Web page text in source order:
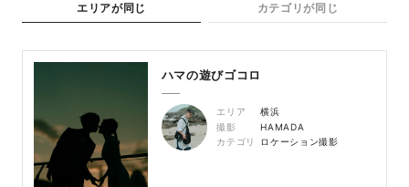
エリアが同じ カテゴリが同じ
ハマの遊びゴコロ
エリア
横浜
撮影
HAMADA
カテゴリ
ロケーション撮影